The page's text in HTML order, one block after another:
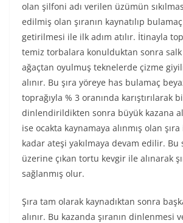
olan şilfoni adı verilen üzümün
edilmiş olan şıranın kaynatılıp
getirilmesi ile ilk adım atılır. İtinayla
temiz torbalara konulduktan sonra salk
ağaçtan oyulmuş teknelerde çizme
alınır. Bu şıra yöreye has bulamaç
toprağıyla % 3 oranında karıştırılarak
dinlendirildikten sonra büyük kazana
ise ocakta kaynamaya alınmış olan
kadar ateşi yakılmaya devam edilir. Bu
üzerine çıkan tortu kevgir ile alınarak
sağlanmış olur.
Şıra tam olarak kaynadıktan sonra
alınır. Bu kazanda şıranın dinlenmesi